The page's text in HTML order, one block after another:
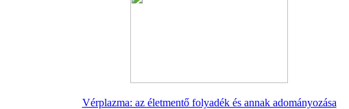
Vérplazma: az életmentő folyadék és annak adományozása